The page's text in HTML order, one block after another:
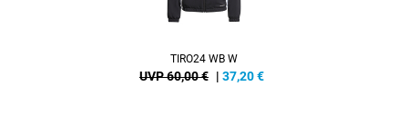
TIRO24 WB W
UVP 60,00 € | 37,20€